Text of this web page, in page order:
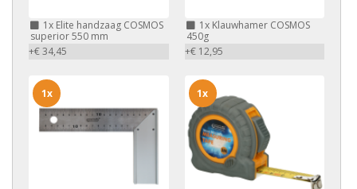
1x Elite handzaag COSMOS
superior 550 mm
+€ 34,45
1xKlauwhamer COSMOS
450g
+€ 12,95
1x 1x